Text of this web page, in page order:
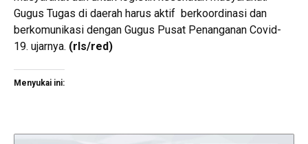
Gugus Tugas di daerah harus aktif berkoordinasi dan
berkomunikasi dengan Gugus Pusat Penanganan Covid-
19. ujarnya. (rls/red)
Menyukai ini: